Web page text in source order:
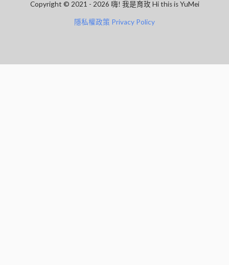
Copyright © 2021 - 2026 嗨! 我是育玫 Hi this is YuMei
隱私權政策 Privacy Policy